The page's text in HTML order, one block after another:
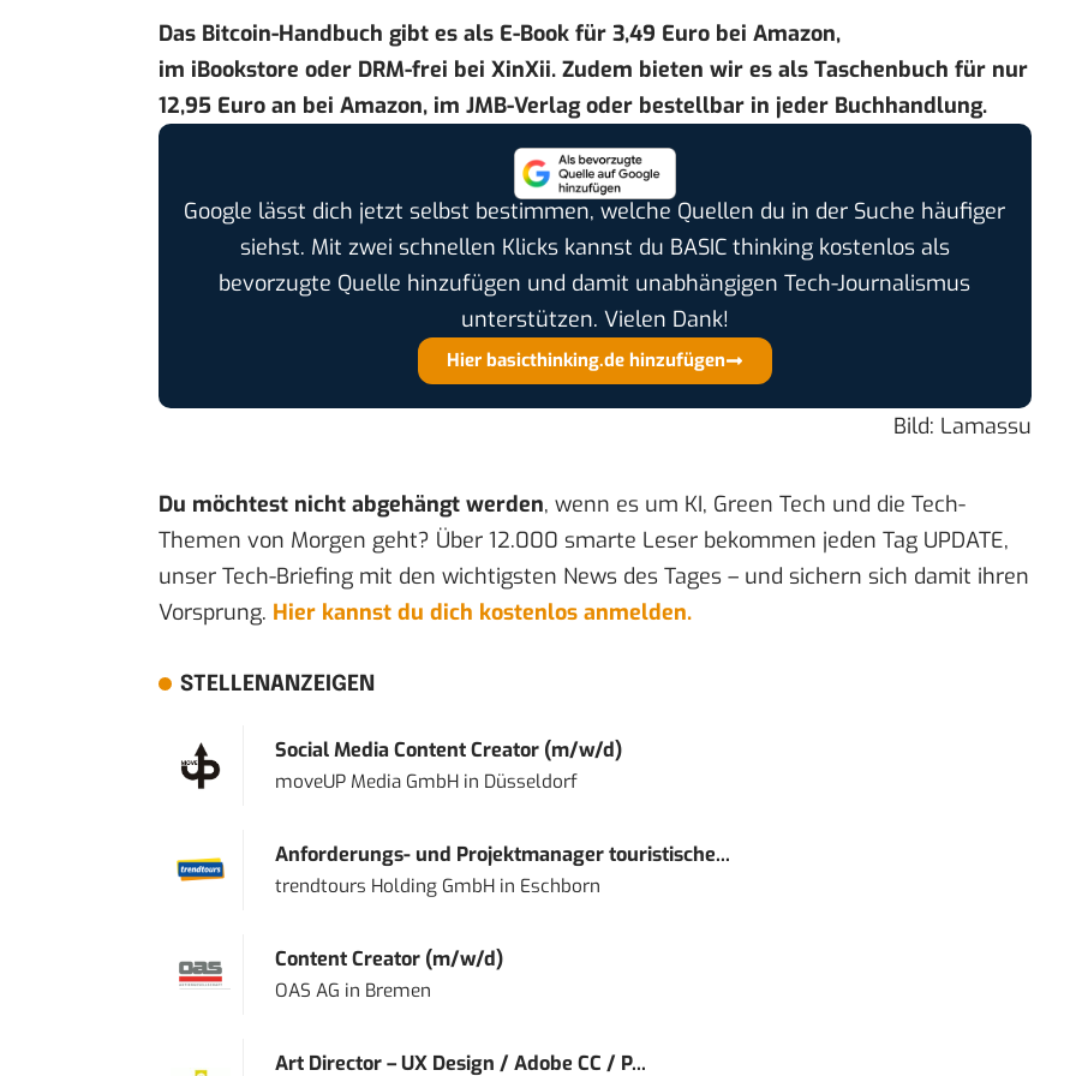
Das Bitcoin-Handbuch gibt es als E-Book für 3,49 Euro bei Amazon,
im iBookstore oder DRM-frei bei XinXii. Zudem bieten wir es als Taschenbuch für nur
12,95 Euro an bei Amazon, im JMB-Verlagoder bestellbar in jeder Buchhandlung.
Google lässt dich jetzt selbst bestimmen, welche Quellen du in der Suche häufiger
siehst. Mit zwei schnellen Klicks kannst du BASIC thinking kostenlos als
bevorzugte Quelle hinzufügen und damit unabhängigen Tech-Journalismus
unterstützen. Vielen Dank!
Hier basicthinking.de hinzufügen
Bild: Lamassu
Du möchtest nicht abgehängt werden, wenn es um KI, Green Tech und die Tech-
Themen von Morgen geht? Über 12.000 smarte Leser bekommen jeden Tag UPDATE,
unser Tech-Briefing mit den wichtigsten News des Tages – und sichern sich damit ihren
Vorsprung. Hier kannst du dich kostenlos anmelden.
STELLENANZEIGEN
Social Media Content Creator (m/w/d)
moveUP Media GmbHin Düsseldorf
Anforderungs- und Projektmanager touristische...
trendtours Holding GmbHin Eschborn
Content Creator (m/w/d)
OAS AG in Bremen
Art Director – UX Design / Adobe CC / P...